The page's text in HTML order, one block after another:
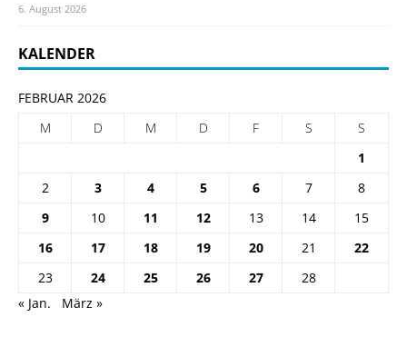
6. August 2026
KALENDER
FEBRUAR 2026
M
D M D F S
S
1
2
3 4 5 6 7
8
9
10 11 12 13 14
15
16
17 18 19 20 21
22
23
24 25 26 27
28
« Jan.
März »